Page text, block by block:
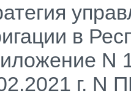
в
N
г. N